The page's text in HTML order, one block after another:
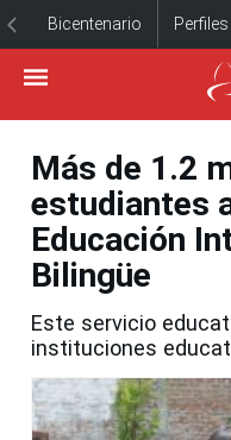
Bicentenario Perfiles
Más de 1.2
estudiantes
Educación
Bilingüe
Este servicio
instituciones